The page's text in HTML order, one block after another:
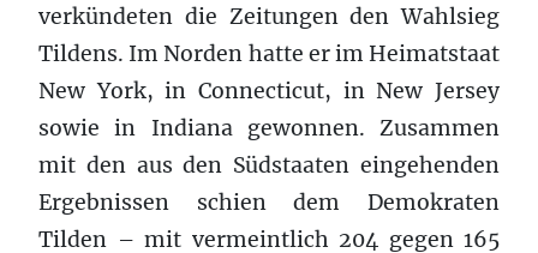
verkündeten die Zeitungen den Wahlsieg
Tildens. Im Norden hatte er im Heimatstaat
New York, in Connecticut, in New Jersey
sowie in Indiana gewonnen. Zusammen
mit den aus den Südstaaten eingehenden
Ergebnissen schien dem Demokraten
Tilden – mit vermeintlich 204 gegen 165